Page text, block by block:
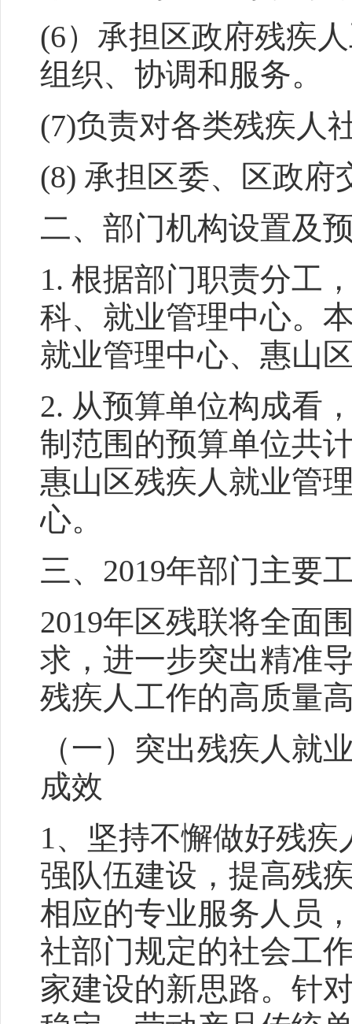
(6）承担区政府残疾
组织、协调和服务。
(7)负责对各类残疾人
(8) 承担区委、区政府
二、部门机构设置及
1. 根据部门职责分工
科、就业管理中心。
就业管理中心、惠山
2. 从预算单位构成看
制范围的预算单位共
惠山区残疾人就业管
心。
三、2019年部门主要
2019年区残联将全面
求，进一步突出精准
残疾人工作的高质量
（一）突出残疾人就
成效
1、坚持不懈做好残
强队伍建设，提高残
相应的专业服务人员
社部门规定的社会工
家建设的新思路。针